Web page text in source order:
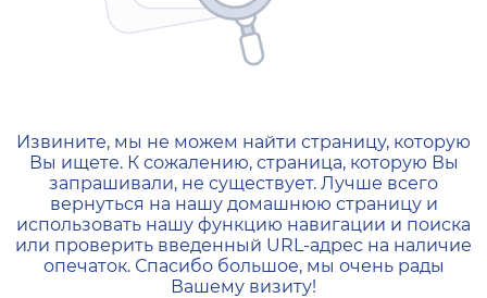
404 — Страница не
Извините, мы не можем найти страницу, которую
Вы ищете. К сожалению, страница, которую Вы
запрашивали, не существует. Лучше всего
вернуться на нашу домашнюю страницу и
использовать нашу функцию навигации и поиска
или проверить введенный URL-адрес на наличие
опечаток. Спасибо большое, мы очень рады
Вашему визиту!